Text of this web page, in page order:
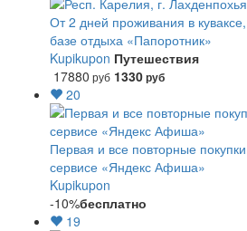
От 2 дней проживания в
базе отдыха «Папоротник»
Kupikupon Путешествия
17880 руб 1330руб
20
Первая и все повторные
сервисе «Яндекс Афиша»
Kupikupon
-10%бесплатно
19